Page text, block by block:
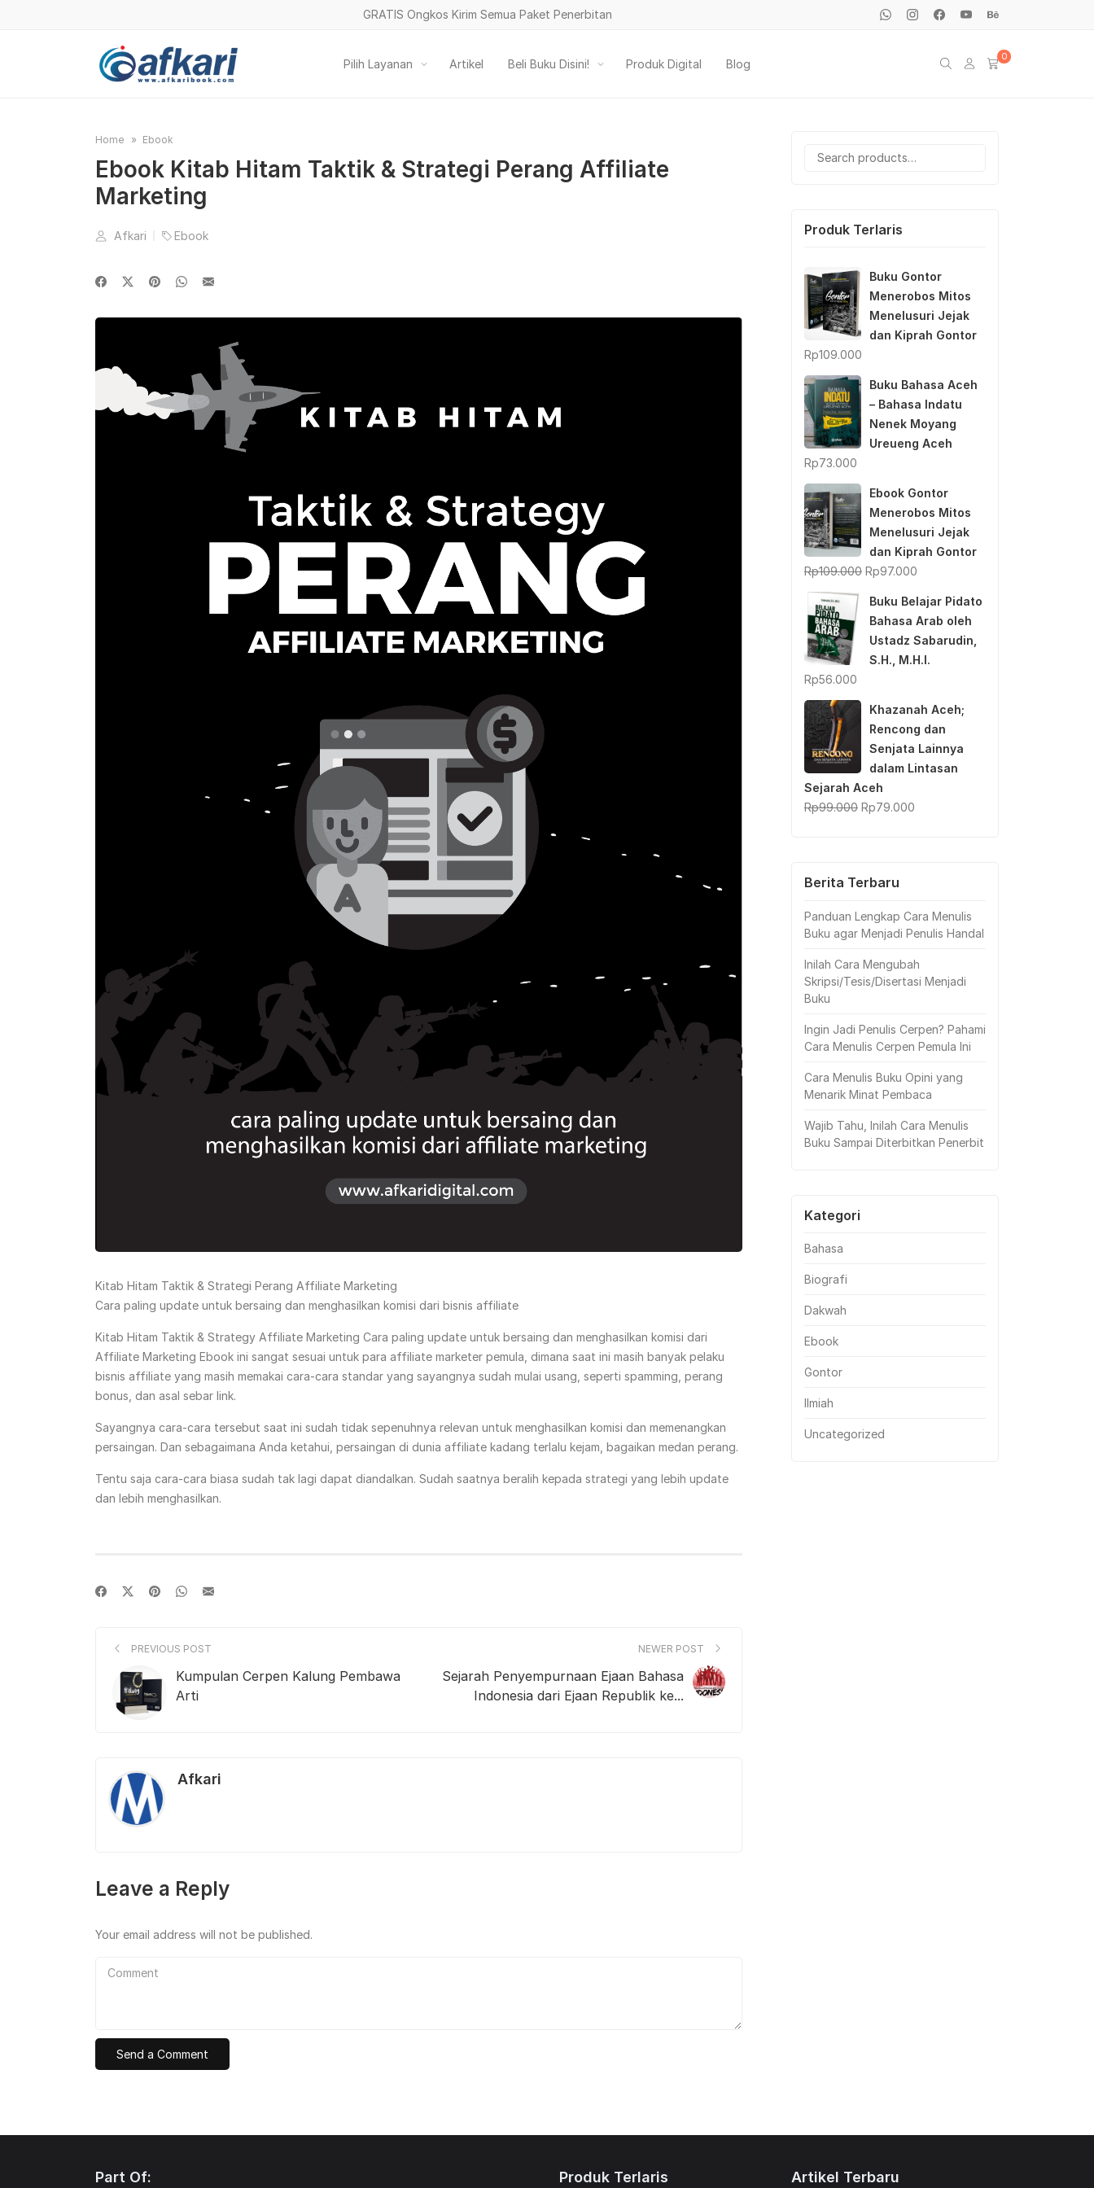
GRATIS Ongkos Kirim Semua Paket Penerbitan
Pilih Layanan Artikel Beli Buku Disini! Produk Digital Blog
0
Home Ebook
Ebook Kitab Hitam Taktik & Strategi Perang Affiliate
Marketing
Afkari Ebook
Kitab Hitam Taktik & Strategi Perang Affiliate Marketing
Cara paling update untuk bersaing dan menghasilkan komisi dari bisnis affiliate
Kitab Hitam Taktik & Strategy Affiliate Marketing Cara paling update untuk bersaing dan menghasilkan komisi dari
Affiliate Marketing Ebook ini sangat sesuai untuk para affiliate marketer pemula, dimana saat ini masih banyak pelaku
bisnis affiliate yang masih memakai cara-cara standar yang sayangnya sudah mulai usang, seperti spamming, perang
bonus, dan asal sebar link.
Sayangnya cara-cara tersebut saat ini sudah tidak sepenuhnya relevan untuk menghasilkan komisi dan memenangkan
persaingan. Dan sebagaimana Anda ketahui, persaingan di dunia affiliate kadang terlalu kejam, bagaikan medan perang.
Tentu saja cara-cara biasa sudah tak lagi dapat diandalkan. Sudah saatnya beralih kepada strategi yang lebih update
dan lebih menghasilkan.
PREVIOUS POST
Kumpulan Cerpen Kalung Pembawa
Arti
NEWER POST
Sejarah Penyempurnaan Ejaan Bahasa
Indonesia dari Ejaan Republik ke...
Afkari
Leave a Reply
Your email address will not be published.
Comment
Search
Produk Terlaris
Buku Gontor
Menerobos Mitos
Menelusuri Jejak
dan Kiprah Gontor
Rp109.000
Buku Bahasa Aceh
– Bahasa Indatu
Nenek Moyang
Ureueng Aceh
Rp73.000
Ebook Gontor
Menerobos Mitos
Menelusuri Jejak
dan Kiprah Gontor
Rp109.000 Original
was:
Rp109.000.
Rp97.000
is:
Rp97.000.
Buku Belajar Pidato
Bahasa Arab oleh
Ustadz Sabarudin,
S.H., M.H.I.
Rp56.000
Khazanah Aceh;
Rencong dan
Senjata Lainnya
dalam Lintasan
Sejarah Aceh
Rp99.000 Original
Rp79.000
Berita Terbaru
Panduan Lengkap Cara Menulis
Buku agar Menjadi Penulis Handal
Inilah Cara Mengubah
Skripsi/Tesis/Disertasi Menjadi
Buku
Ingin Jadi Penulis Cerpen? Pahami
Cara Menulis Cerpen Pemula Ini
Cara Menulis Buku Opini yang
Menarik Minat Pembaca
Wajib Tahu, Inilah Cara Menulis
Buku Sampai Diterbitkan Penerbit
Kategori
Bahasa
Biografi
Dakwah
Ebook
Gontor
Ilmiah
Uncategorized
Part Of: Produk Terlaris Artikel Terbaru